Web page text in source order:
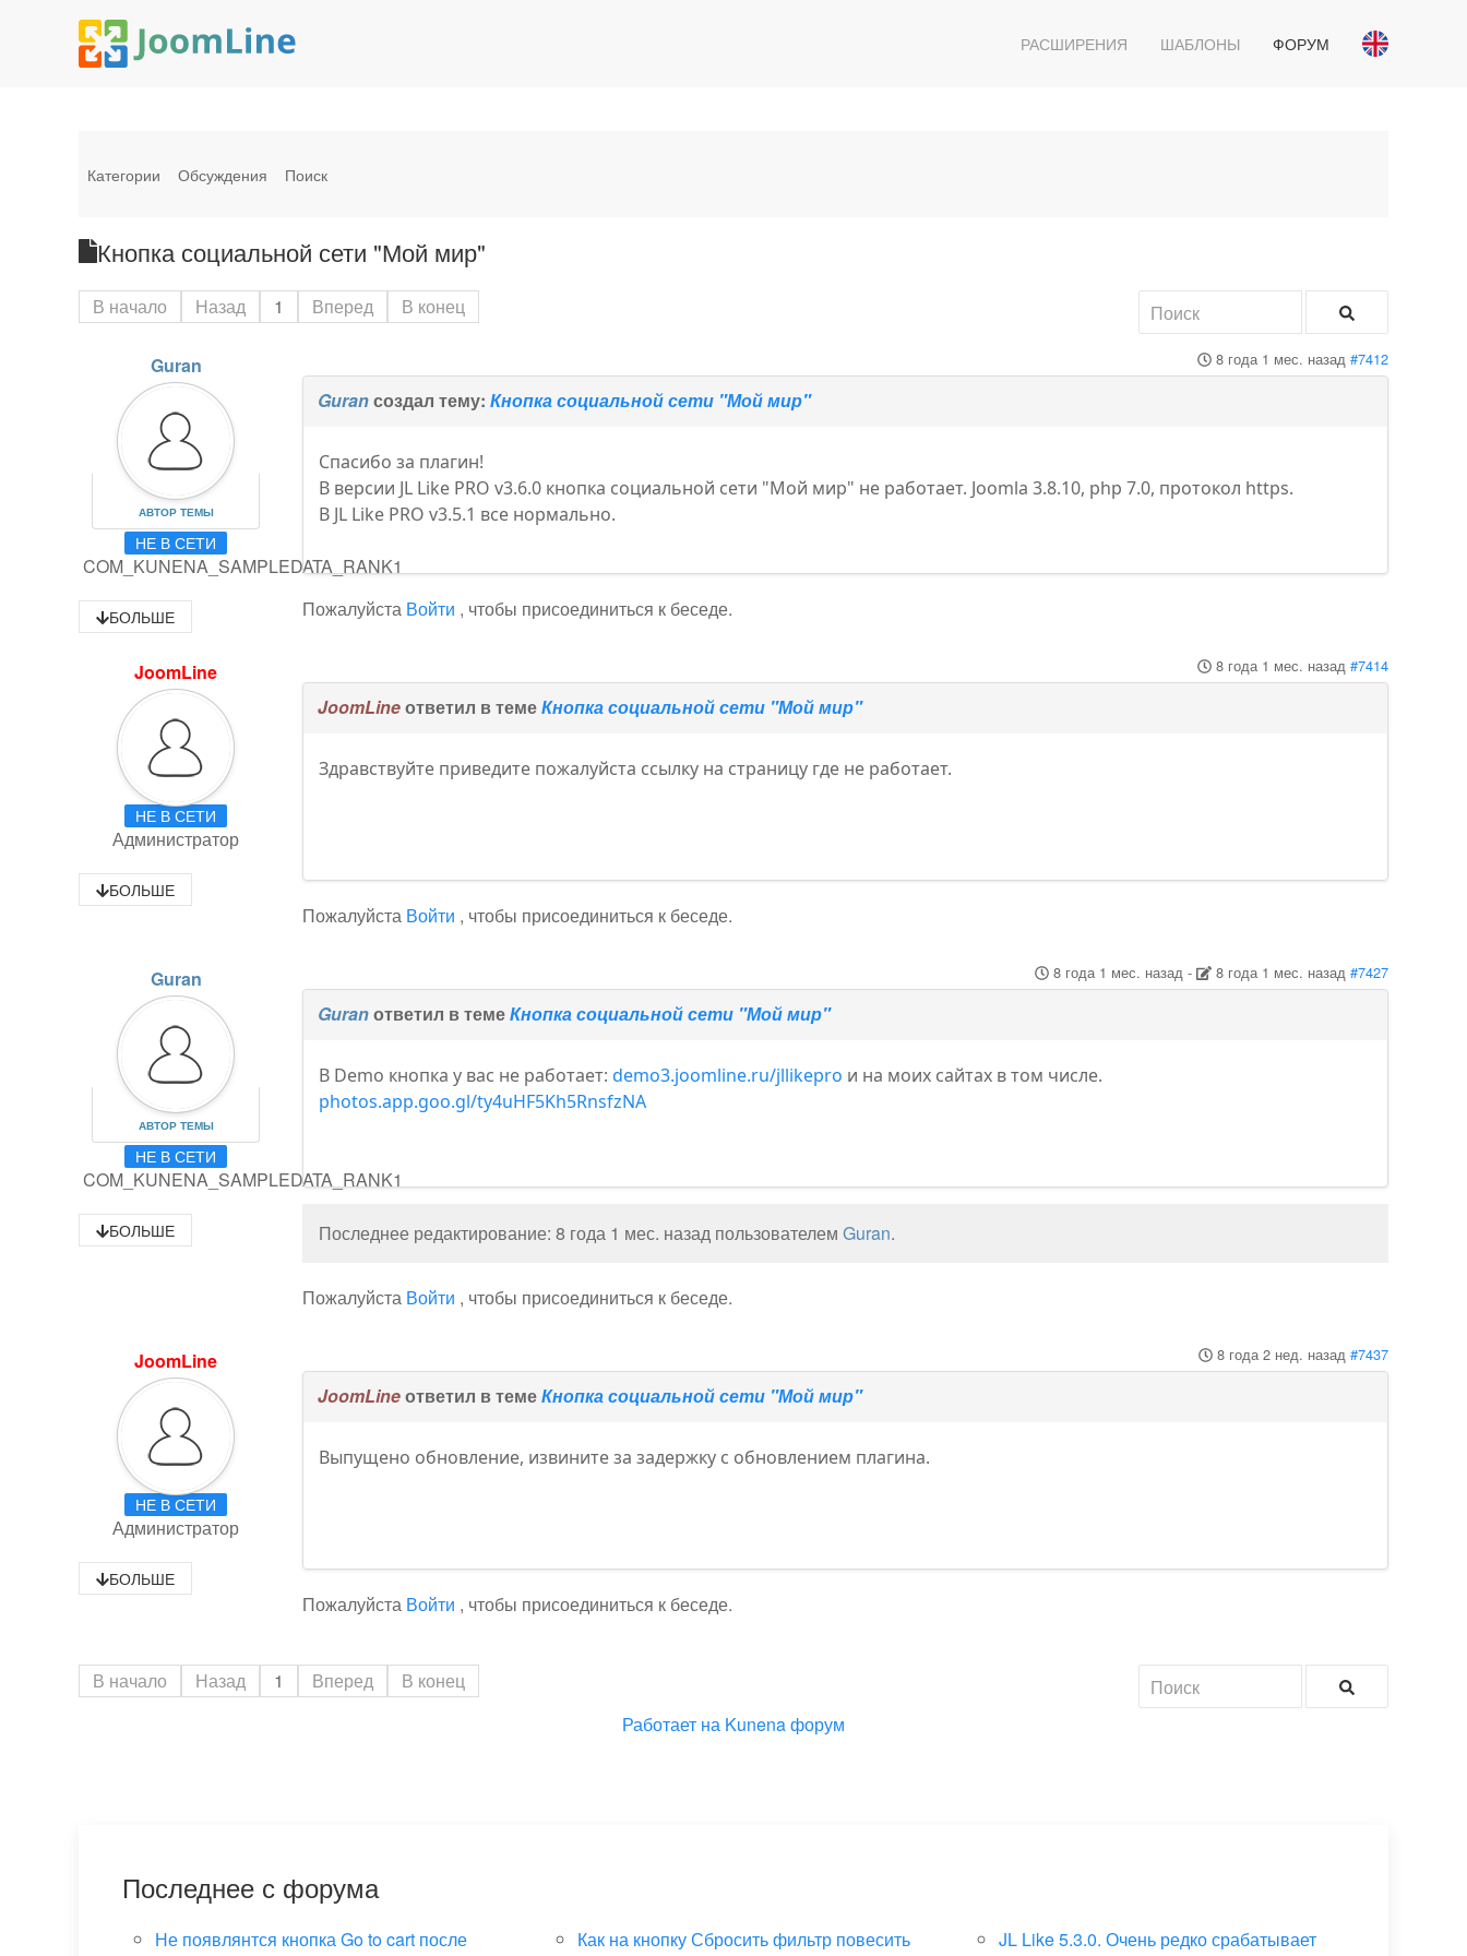
РАСШИРЕНИЯ ШАБЛОНЫ ФОРУМ
Категории Обсуждения Поиск
Кнопка социальной сети "Мой мир"
В начало Назад 1 Вперед В конец
Guran
АВТОР ТЕМЫ
НЕ В СЕТИ
COM_KUNENA_SAMPLEDATA_RANK1
БОЛЬШЕ
8 года 1 мес. назад #7412
Guranсоздал тему:Кнопка социальной сети "Мой мир"
Спасибо за плагин!
В версии JL Like PRO v3.6.0 кнопка социальной сети "Мой мир" не работает. Joomla 3.8.10, php 7.0, протокол https.
В JL Like PRO v3.5.1 все нормально.
Пожалуйста Войти , чтобы присоединиться к беседе.
JoomLine
НЕ В СЕТИ
Администратор
БОЛЬШЕ
8 года 1 мес. назад #7414
JoomLineответил в темеКнопка социальной сети "Мой мир"
Здравствуйте приведите пожалуйста ссылку на страницу где не работает.
Пожалуйста Войти , чтобы присоединиться к беседе.
Guran
АВТОР ТЕМЫ
НЕ В СЕТИ
COM_KUNENA_SAMPLEDATA_RANK1
БОЛЬШЕ
8 года 1 мес. назад- 8 года 1 мес. назад #7427
Guranответил в темеКнопка социальной сети "Мой мир"
В Demo кнопка у вас не работает:demo3.joomline.ru/jllikepro и на моих сайтах в том числе.
photos.app.goo.gl/ty4uHF5Kh5RnsfzNA
Последнее редактирование: 8 года 1 мес. назад пользователемGuran.
Пожалуйста Войти , чтобы присоединиться к беседе.
JoomLine
НЕ В СЕТИ
Администратор
БОЛЬШЕ
8 года 2 нед. назад #7437
JoomLineответил в темеКнопка социальной сети "Мой мир"
Выпущено обновление, извините за задержку с обновлением плагина.
Пожалуйста Войти , чтобы присоединиться к беседе.
В начало Назад 1 Вперед
В конец
Работает на Kunena форум
Последнее с форума
Не появлянтся кнопка Go to cart после
Как на кнопку Сбросить фильтр повесить
JL Like 5.3.0. Очень редко срабатывает